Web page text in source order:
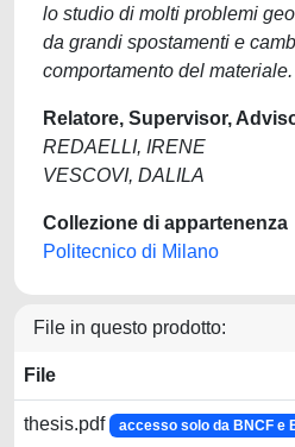
lo studio di molti problemi
da grandi spostamenti e
comportamento del materiale.
Relatore, Supervisor,
REDAELLI, IRENE
VESCOVI, DALILA
Collezione di appartenenza
Politecnico di Milano
File in questo prodotto:
File
thesis.pdf accesso solo da BNCF e